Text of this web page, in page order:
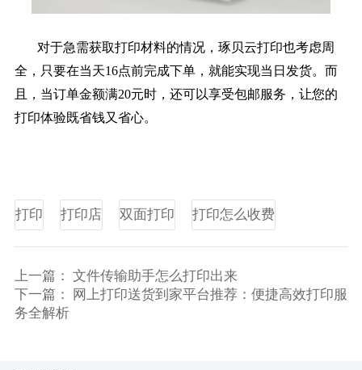
对于急需获取打印材料的情况，琢贝云打印也考虑周
全，只要在当天16点前完成下单，就能实现当日发货。而
且，当订单金额满20元时，还可以享受包邮服务，让您的
打印体验既省钱又省心。
打印 打印店 双面打印 打印怎么收费
上一篇： 文件传输助手怎么打印出来
下一篇：
网上打印送货到家平台推荐：便捷高效打印服
务全解析